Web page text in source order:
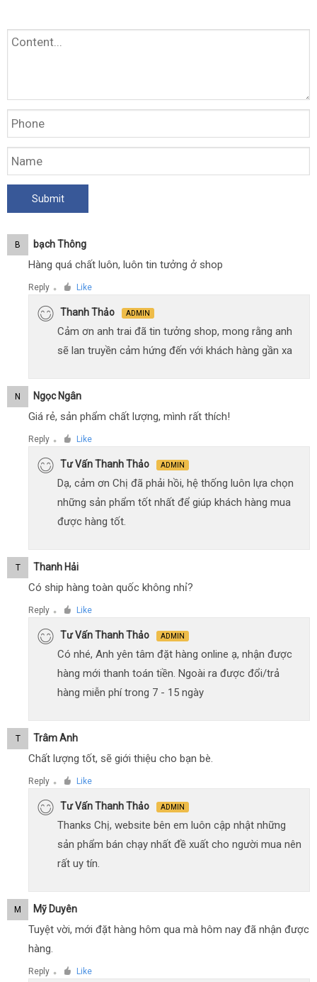
B Bạch Thông
Hàng quá chất luôn, luôn tin tưởng ở shop
Reply ● Like
Thanh Thảo ADMIN
Cảm ơn anh trai đã tin tưởng shop, mong rằng anh
sẽ lan truyền cảm hứng đến với khách hàng gần xa
N Ngọc Ngân
Giá rẻ, sản phẩm chất lượng, mình rất thích!
Reply ● Like
Tư Vấn Thanh Thảo ADMIN
Dạ, cảm ơn Chị đã phải hồi, hệ thống luôn lựa chọn
những sản phẩm tốt nhất để giúp khách hàng mua
được hàng tốt.
T Thanh Hải
Có ship hàng toàn quốc không nhỉ?
Reply ● Like
Tư Vấn Thanh Thảo ADMIN
Có nhé, Anh yên tâm đặt hàng online ạ, nhận được
hàng mới thanh toán tiền. Ngoài ra được đổi/trả
hàng miễn phí trong 7 - 15 ngày
T Trâm Anh
Chất lượng tốt, sẽ giới thiệu cho bạn bè.
Reply ● Like
Tư Vấn Thanh Thảo ADMIN
Thanks Chị, website bên em luôn cập nhật những
sản phẩm bán chạy nhất đề xuất cho người mua nên
rất uy tín.
M Mỹ Duyên
Tuyệt vời, mới đặt hàng hôm qua mà hôm nay đã nhận được
hàng.
Reply ● Like